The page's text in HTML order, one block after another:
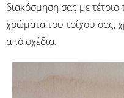
διακόσμηση σας με
χρώματα του τοίχου σας,
από σχέδια.